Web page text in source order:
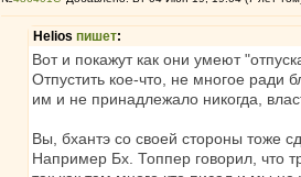
Helios пишет:
Вот и покажут как они умеют
Отпустить кое-что, не многое ради
им и не принадлежало никогда,
Вы, бхантэ со своей стороны тоже
Например Бх. Топпер говорил, что